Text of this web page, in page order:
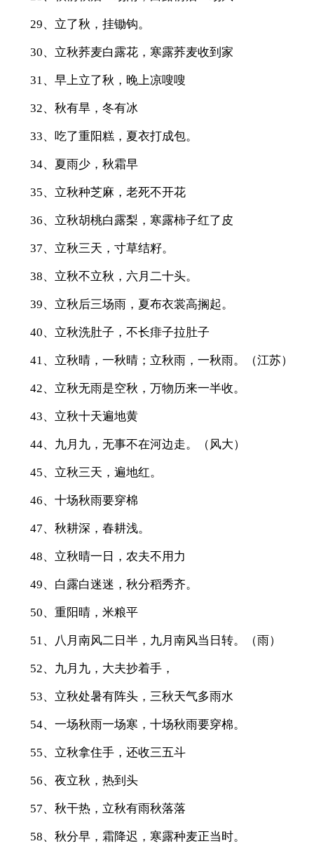
29、立了秋，挂锄钩。
30、立秋荞麦白露花，寒露荞麦收到家
31、早上立了秋，晚上凉嗖嗖
32、秋有旱，冬有冰
33、吃了重阳糕，夏衣打成包。
34、夏雨少，秋霜早
35、立秋种芝麻，老死不开花
36、立秋胡桃白露梨，寒露柿子红了皮
37、立秋三天，寸草结籽。
38、立秋不立秋，六月二十头。
39、立秋后三场雨，夏布衣裳高搁起。
40、立秋洗肚子，不长痱子拉肚子
41、立秋晴，一秋晴；立秋雨，一秋雨。（江苏）
42、立秋无雨是空秋，万物历来一半收。
43、立秋十天遍地黄
44、九月九，无事不在河边走。（风大）
45、立秋三天，遍地红。
46、十场秋雨要穿棉
47、秋耕深，春耕浅。
48、立秋晴一日，农夫不用力
49、白露白迷迷，秋分稻秀齐。
50、重阳晴，米粮平
51、八月南风二日半，九月南风当日转。（雨）
52、九月九，大夫抄着手，
53、立秋处暑有阵头，三秋天气多雨水
54、一场秋雨一场寒，十场秋雨要穿棉。
55、立秋拿住手，还收三五斗
56、夜立秋，热到头
57、秋干热，立秋有雨秋落落
58、秋分早，霜降迟，寒露种麦正当时。